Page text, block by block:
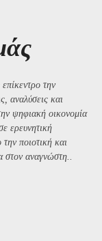
την
αναλύσεις και
ψηφιακή οικονομία
ερευνητική
ποιοτική και
στον αναγνώστη..